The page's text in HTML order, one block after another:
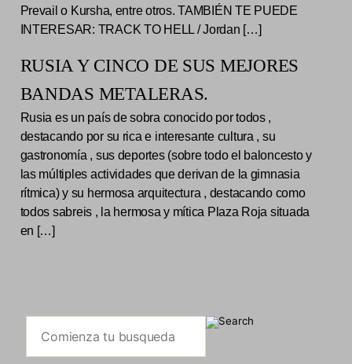
Prevail o Kursha, entre otros. TAMBIÉN TE PUEDE
INTERESAR: TRACK TO HELL / Jordan […]
RUSIA Y CINCO DE SUS MEJORES
BANDAS METALERAS.
Rusia es un país de sobra conocido por todos ,
destacando por su rica e interesante cultura , su
gastronomía , sus deportes (sobre todo el baloncesto y
las múltiples actividades que derivan de la gimnasia
rítmica) y su hermosa arquitectura , destacando como
todos sabreis , la hermosa y mítica Plaza Roja situada
en […]